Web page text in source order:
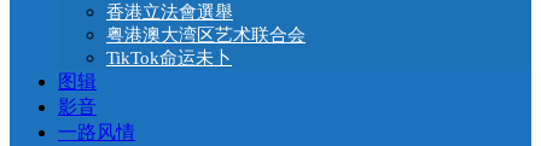
香港立法會選舉
粤港澳大湾区艺术联合会
TikTok命运未卜
图辑
影音
一路风情